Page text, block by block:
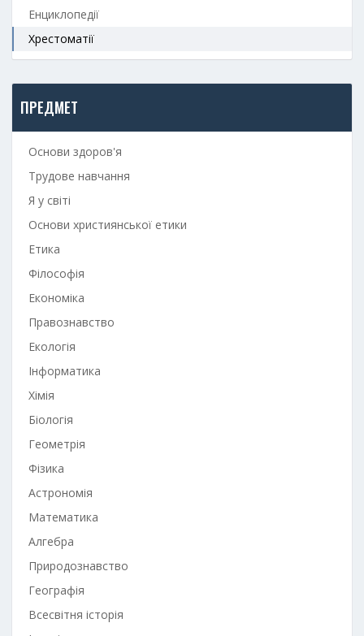
Енциклопедії
Хрестоматії
ПРЕДМЕТ
Основи здоров'я
Трудове навчання
Я у світі
Основи християнської етики
Етика
Філософія
Економіка
Правознавство
Екологія
Інформатика
Хімія
Біологія
Геометрія
Фізика
Астрономія
Математика
Алгебра
Природознавство
Географія
Всесвітня історія